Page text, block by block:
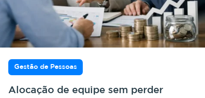
Gestão de Pessoas
Alocação de equipe sem perder